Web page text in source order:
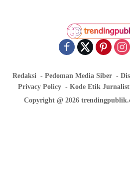
Redaksi Pedoman Media Siber
Privacy Policy
Kode Etik
Copyright @ 2026